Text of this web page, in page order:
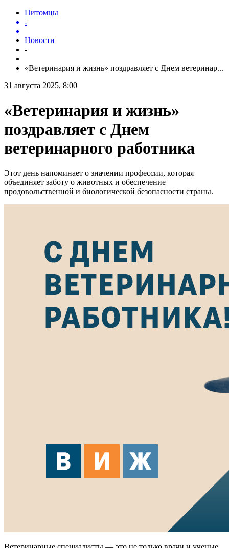
Питомцы
-
Новости
-
«Ветеринария и жизнь» поздравляет с Днем ветеринар...
31 августа 2025, 8:00
«Ветеринария и жизнь»
поздравляет с Днем
ветеринарного работника
Этот день напоминает о значении профессии, которая
объединяет заботу о животных и обеспечение
продовольственной и биологической безопасности страны.